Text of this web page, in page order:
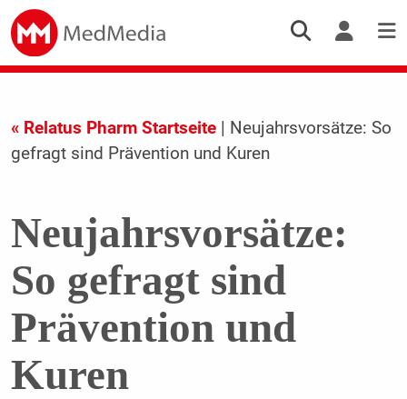
« Relatus Pharm Startseite| Neujahrsvorsätze: So
gefragt sind Prävention und Kuren
Neujahrsvorsätze:
So gefragt sind
Prävention und
Kuren